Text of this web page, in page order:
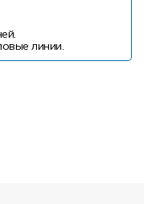
линии.